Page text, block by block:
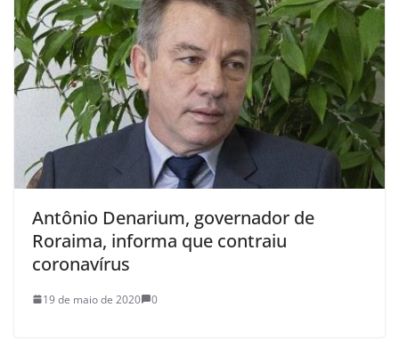
Antônio Denarium, governador de
Roraima, informa que contraiu
coronavírus
19 de maio de 2020 0